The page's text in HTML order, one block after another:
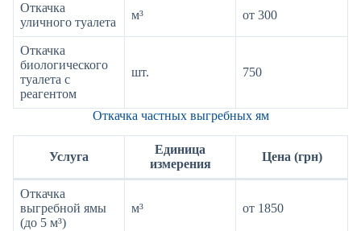
Откачка
уличного туалета
м³ от 300
Откачка
биологического
туалета с
реагентом
шт. 750
Откачка частных выгребных ям
Услуга
Единица
измерения
Цена (грн)
Откачка
выгребной ямы
(до 5 м³)
м³ от 1850